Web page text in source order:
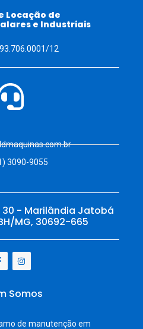
Locação de
e Industriais
12
3090-9055
30 - Marilândia Jatobá
MG, 30692-665
Somos
de manutenção em